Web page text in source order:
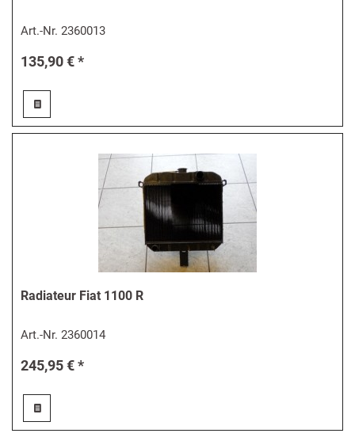
Art.-Nr.2360013
135,90 € *
Radiateur Fiat 1100 R
Art.-Nr.2360014
245,95 € *